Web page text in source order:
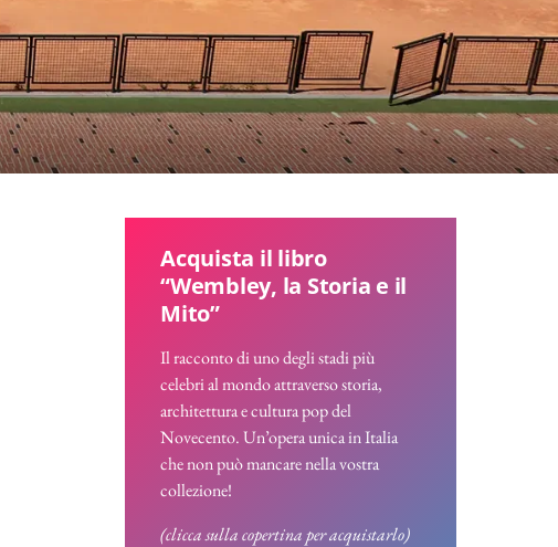
Acquista il libro
“Wembley, la Storia e il
Mito”
Il racconto di uno degli stadi più
celebri al mondo attraverso storia,
architettura e cultura pop del
Novecento. Un’opera unica in Italia
che non può mancare nella vostra
collezione!
(clicca sulla copertina per acquistarlo)